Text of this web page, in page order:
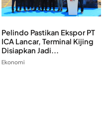
Pelindo Pastikan Ekspor PT
ICA Lancar, Terminal Kijing
Disiapkan Jadi...
Ekonomi